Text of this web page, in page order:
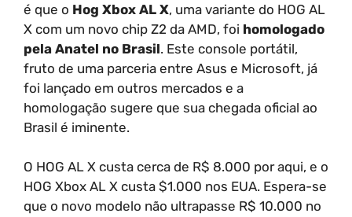
é que o Hog Xbox AL X, uma variante do HOG AL
X com um novo chip Z2 da AMD, foi homologado
pela Anatel no Brasil. Este console portátil,
fruto de uma parceria entre Asus e Microsoft, já
foi lançado em outros mercados e a
homologação sugere que sua chegada oficial ao
Brasil é iminente.
O HOG AL X custa cerca de R$ 8.000 por aqui, e o
HOG Xbox AL X custa $1.000 nos EUA. Espera-se
que o novo modelo não ultrapasse R$ 10.000 no